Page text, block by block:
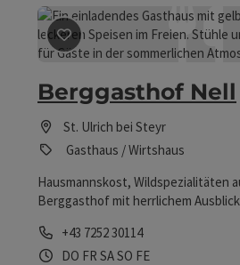
Beitrag merken:
Berggasthof Nell
St. Ulrich bei Steyr
Gasthaus / Wirtshaus
Hausmannskost, Wildspezialitäten
Berggasthof mit herrlichem
Telefon
+43 7252 30114
Öffnungszeiten
DO Donnerstag geöffnet
FR Freitag geöffnet
SASamstag geöffnet
SO Sonntag geöffnet
FEFeiertag geöffnet